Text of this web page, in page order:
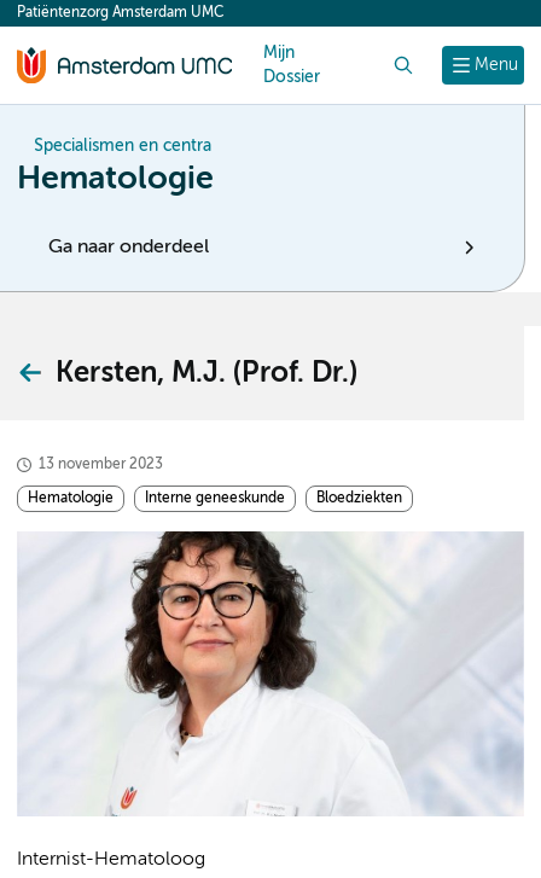
content
Menu
Patiëntenzorg Amsterdam UMC
Mijn
Dossier
Specialismen en centra
Hematologie
Ga naar onderdeel
Kersten, M.J. (Prof. Dr.)
13 november 2023
Hematologie Interne geneeskunde Bloedziekten
Internist-Hematoloog